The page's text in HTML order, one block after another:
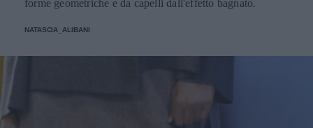
forme geometriche e da capelli dall'effetto bagnato.
NATASCIA_ALIBANI